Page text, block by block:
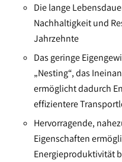
Die lange
Nachhaltigkeit und
Jahrzehnte
Das geringe
„Nesting“, das
ermöglicht dadurch
effizientere
Hervorragende,
Eigenschaften
Energieproduktivität